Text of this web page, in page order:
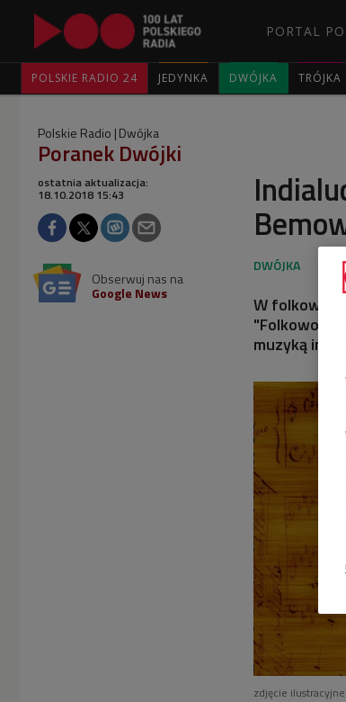
PORTAL
POLSKIE RADIO 24 JEDYNKA DWÓJKA TRÓJKA
Polskie Radio Dwójka
Poranek Dwójki
ostatnia aktualizacja:
18.10.2018 15:43
Obserwuj nas na
Google News
W folkowym
"Folkowo
muzyką
zdjęcie ilustracyjne